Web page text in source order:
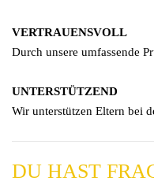
VERTRAUENSVOLL
Durch unsere umfassende
UNTERSTÜTZEND
Wir unterstützen Eltern bei
DU HAST